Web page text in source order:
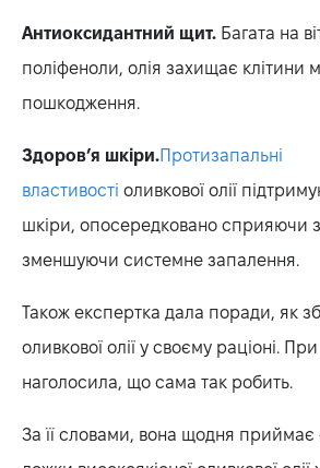
Антиоксидантний щит. Багата на
поліфеноли, олія захищає клітини
пошкодження.
Здоров’я шкіри.Протизапальні
властивості оливкової олії
шкіри, опосередковано сприяючи
зменшуючи системне запалення.
Також експертка дала поради, як
оливкової олії у своєму раціоні.
наголосила, що сама так робить.
За її словами, вона щодня приймає